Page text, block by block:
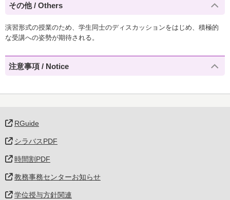
その他 / Others
演習形式の授業のため、学生同士のディスカッションをはじめ、積極的
な受講への姿勢が期待される。
注意事項 / Notice
RGuide
シラバスPDF
時間割PDF
教務事務センターお知らせ
学位授与方針関連